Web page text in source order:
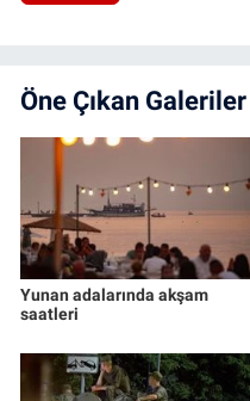
Öne Çıkan Galeriler
Yunan adalarında akşam
saatleri